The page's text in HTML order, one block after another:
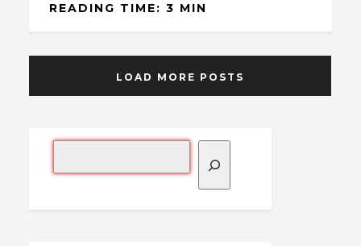
READING TIME: 3 MIN
LOAD MORE POSTS